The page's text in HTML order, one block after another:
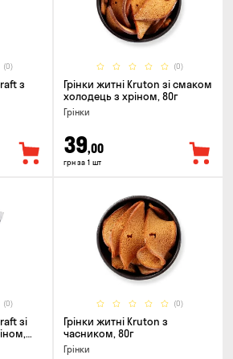
(0)
з
(0)
Грінки житні Kruton зі смаком
холодець з хріном, 80г
Грінки
39,00
грн за 1 шт
(0)
зі
(0)
Грінки житні Kruton з
часником, 80г
Грінки